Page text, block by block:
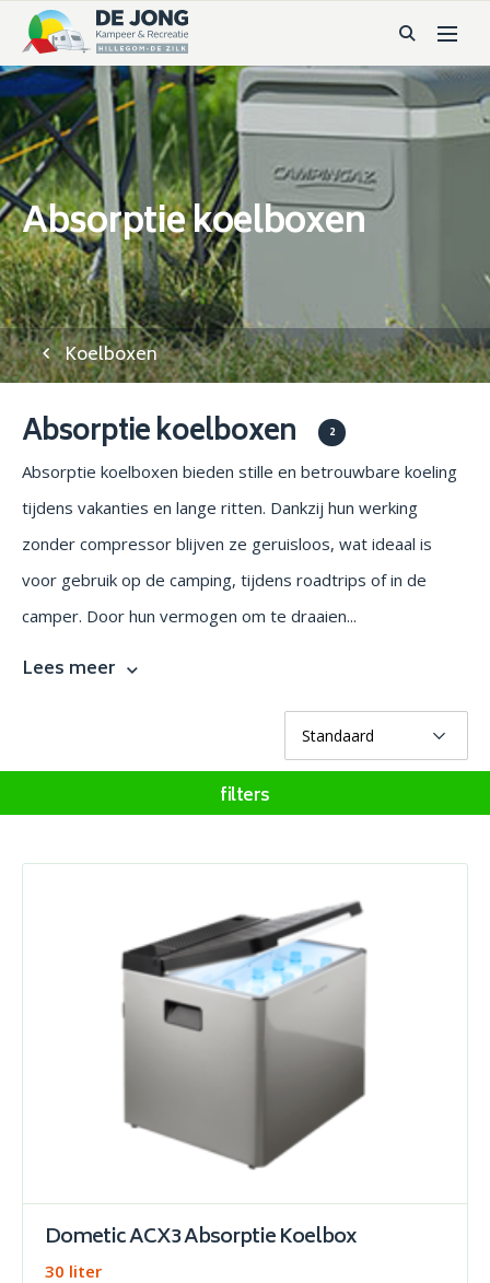
Absorptie koelboxen
Koelboxen
Absorptie koelboxen 2
Absorptie koelboxen bieden stille en betrouwbare koeling
tijdens vakanties en lange ritten. Dankzij hun werking
zonder compressor blijven ze geruisloos, wat ideaal is
voor gebruik op de camping, tijdens roadtrips of in de
camper. Door hun vermogen om te draaien...
Lees meer
filters
Dometic ACX3 Absorptie Koelbox
30 liter